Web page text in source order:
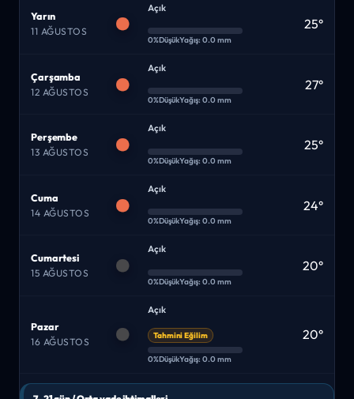
Yarın
11 AĞUSTOS
Açık
0%DüşükYağış: 0.0 mm
25°
Çarşamba
12 AĞUSTOS
Açık
0%DüşükYağış: 0.0 mm
27°
Perşembe
13 AĞUSTOS
Açık
0%DüşükYağış: 0.0 mm
25°
Cuma
14 AĞUSTOS
Açık
0%DüşükYağış: 0.0 mm
24°
Cumartesi
15 AĞUSTOS
Açık
0%DüşükYağış: 0.0 mm
20°
Pazar
16 AĞUSTOS
Açık
Tahmini Eğilim
0%DüşükYağış: 0.0 mm
20°